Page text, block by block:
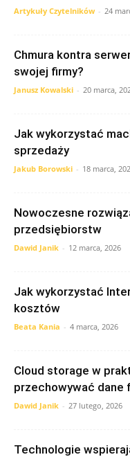
Artykuły Czytelników - 24
Chmura kontra
swojej firmy?
Janusz Kowalski - 20 marca,
Jak wykorzystać
sprzedaży
Jakub Borowski - 18 marca,
Nowoczesne
przedsiębiorstw
Dawid Janik - 12 marca, 2026
Jak wykorzystać
kosztów
Beata Kania - 4 marca, 2026
Cloud storage w
przechowywać dane
Dawid Janik - 27 lutego, 2026
Technologie